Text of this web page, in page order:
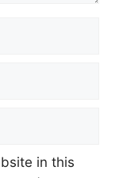
in this